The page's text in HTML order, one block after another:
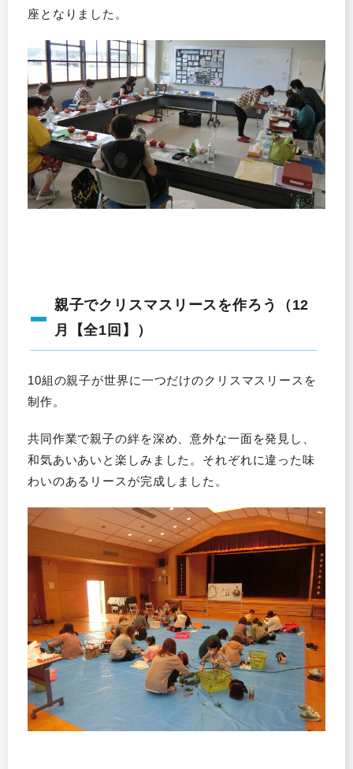
座となりました。
親子でクリスマスリースを作ろう（12
月【全1回】）
10組の親子が世界に一つだけのクリスマスリースを
制作。
共同作業で親子の絆を深め、意外な一面を発見し、
和気あいあいと楽しみました。それぞれに違った味
わいのあるリースが完成しました。